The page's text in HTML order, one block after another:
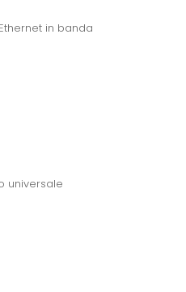
in banda
universale